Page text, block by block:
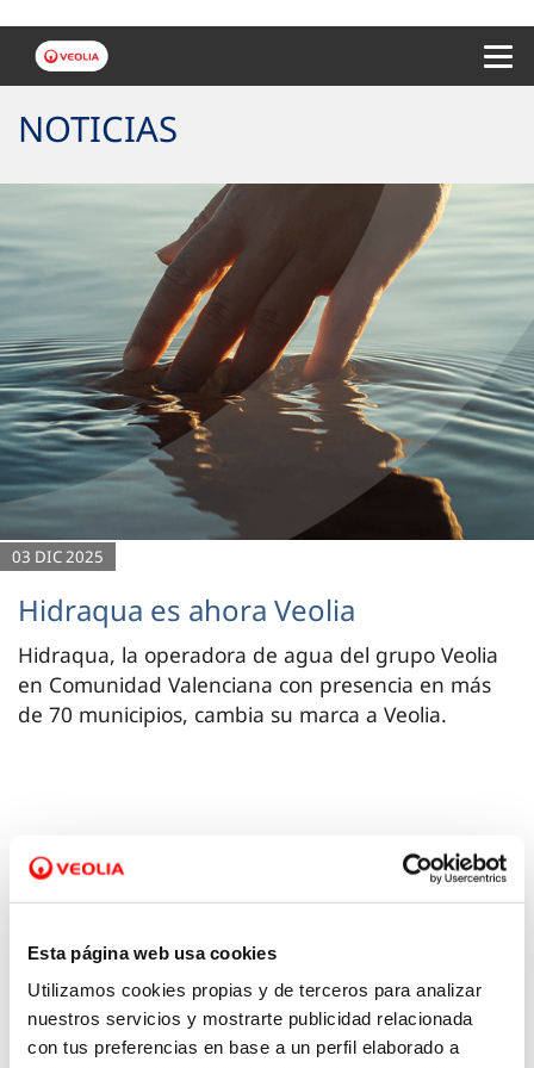
Esta página web usa cookies
Utilizamos cookies propias y de terceros para analizar
nuestros servicios y mostrarte publicidad relacionada
con tus preferencias en base a un perfil elaborado a
NOTICIAS
03 DIC 2025
Hidraqua es ahora Veolia
Hidraqua, la operadora de agua del grupo Veolia
en Comunidad Valenciana con presencia en más
de 70 municipios, cambia su marca a Veolia.